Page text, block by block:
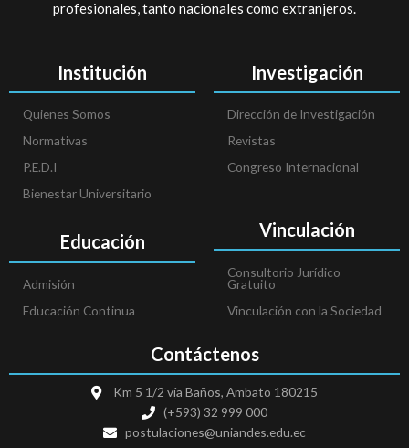
profesionales, tanto nacionales como extranjeros.
Institución
Quienes Somos
Normativas
P.E.D.I
Bienestar Universitario
Educación
Admisión
Educación Continua
Investigación
Dirección de Investigación
Revistas
Congreso Internacional
Vinculación
Consultorio Jurídico
Gratuito
Vinculación con la Sociedad
Contáctenos
Km 5 1/2 vía Baños, Ambato 180215
(+593) 32 999 000
postulaciones@uniandes.edu.ec